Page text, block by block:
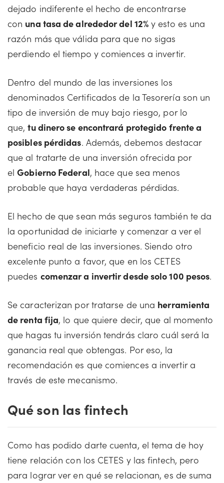
dejado indiferente el hecho de encontrarse
con una tasa de alrededor del 12% y esto es una
razón más que válida para que no sigas
perdiendo el tiempo y comiences a invertir.
Dentro del mundo de las inversiones los
denominados Certificados de la Tesorería son un
tipo de inversión de muy bajo riesgo, por lo
que,tu dinero se encontrará protegido frente a
posibles pérdidas. Además, debemos destacar
que al tratarte de una inversión ofrecida por
elGobierno Federal, hace que sea menos
probable que haya verdaderas pérdidas.
El hecho de que sean más seguros también te da
la oportunidad de iniciarte y comenzar a ver el
beneficio real de las inversiones. Siendo otro
excelente punto a favor, que en los CETES
puedes comenzar a invertir desde solo 100 pesos.
Se caracterizan por tratarse de una herramienta
de renta fija, lo que quiere decir, que al momento
que hagas tu inversión tendrás claro cuál será la
ganancia real que obtengas. Por eso, la
recomendación es que comiences a invertir a
través de este mecanismo.
Qué son las fintech
Como has podido darte cuenta, el tema de hoy
tiene relación con los CETES y las fintech, pero
para lograr ver en qué se relacionan, es de suma